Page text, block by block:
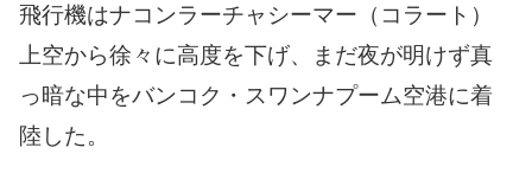
飛行機はナコンラーチャシーマー（コラート）
上空から徐々に高度を下げ、まだ夜が明けず真
っ暗な中をバンコク・スワンナプーム空港に着
陸した。